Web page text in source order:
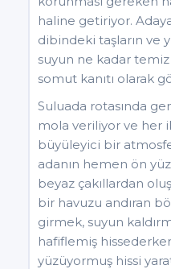
haline getiriyor.
dibindeki taşların ve
suyun ne kadar
somut kanıtı olarak
Suluada rotasında
mola veriliyor ve her
büyüleyici bir
adanın hemen ön
beyaz çakıllardan
bir havuzu andıran
girmek, suyun
hafiflemiş
yüzüyormuş hissi